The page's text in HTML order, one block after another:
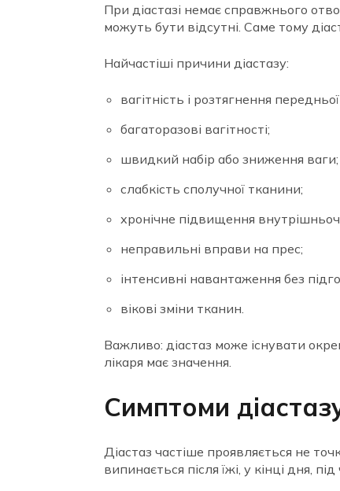
При діастазі немає справжнього
можуть бути відсутні. Саме тому
Найчастіші причини діастазу:
вагітність і розтягнення
багаторазові вагітності;
швидкий набір або зниження ваги;
слабкість сполучної тканини;
хронічне підвищення
неправильні вправи на прес;
інтенсивні навантаження без
вікові зміни тканин.
Важливо: діастаз може існувати
лікаря має значення.
Симптоми
Діастаз частіше проявляється не
випинається після їжі, у кінці дня,